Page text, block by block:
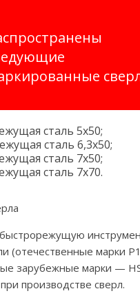
сталь 5х50;
сталь 6,3х50;
сталь 7х50;
сталь 7х70.
быстрорежущую
(отечественные марки
зарубежные марки —
производстве сверл.